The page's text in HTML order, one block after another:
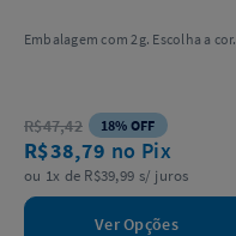
Embalagem com 2g. Escolha a cor.
R$47,42 18% OFF
R$38,79 no Pix
ou 1x de R$39,99 s/ juros
Ver Opções